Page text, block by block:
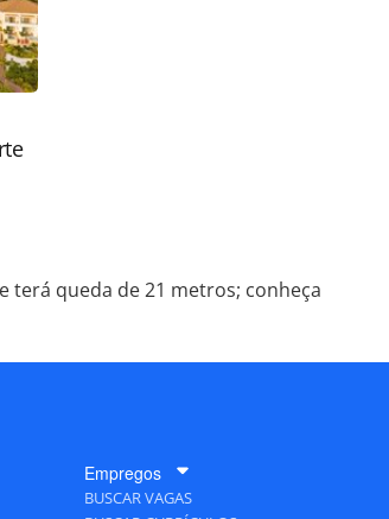
terá queda de 21 metros; conheça
Empregos
BUSCAR VAGAS